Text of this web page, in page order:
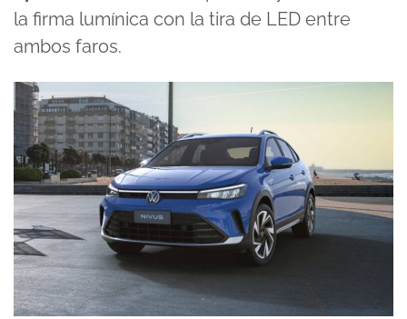
la firma lumínica con la tira de LED entre
ambos faros.